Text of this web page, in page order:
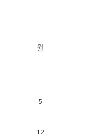
월
5
12